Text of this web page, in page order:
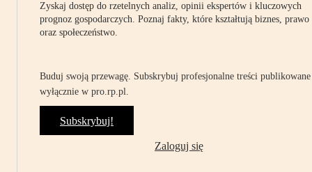
Zyskaj dostęp do rzetelnych analiz, opinii ekspertów i kluczowych
prognoz gospodarczych. Poznaj fakty, które kształtują biznes, prawo
oraz społeczeństwo.
Buduj swoją przewagę. Subskrybuj profesjonalne treści publikowane
wyłącznie w pro.rp.pl.
Subskrybuj!
Zaloguj się